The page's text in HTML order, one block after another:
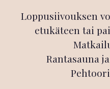
Loppusiivouksen
etukäteen tai
Rantasauna